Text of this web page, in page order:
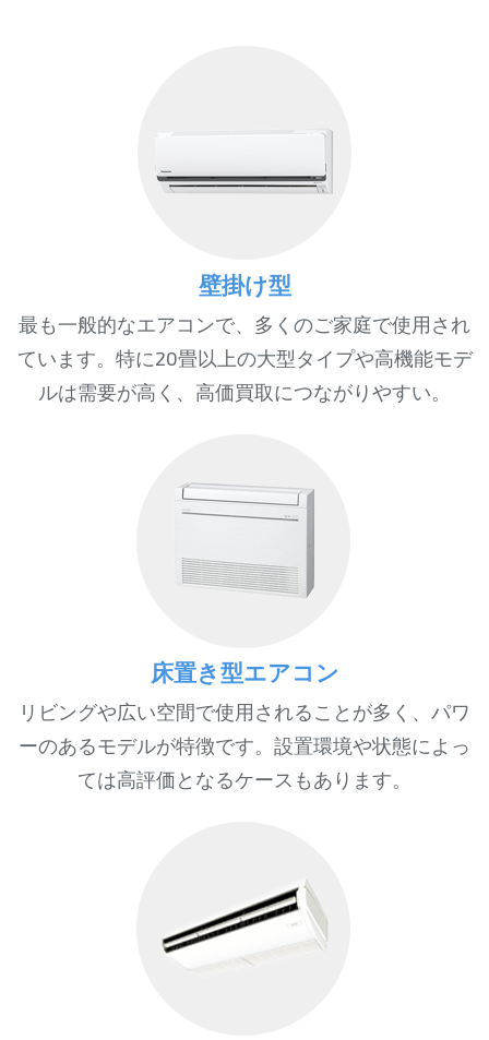
壁掛け型
最も一般的なエアコンで、多くのご家庭で使用され
ています。特に20畳以上の大型タイプや高機能モデ
ルは需要が高く、高価買取につながりやすい。
床置き型エアコン
リビングや広い空間で使用されることが多く、パワ
ーのあるモデルが特徴です。設置環境や状態によっ
ては高評価となるケースもあります。